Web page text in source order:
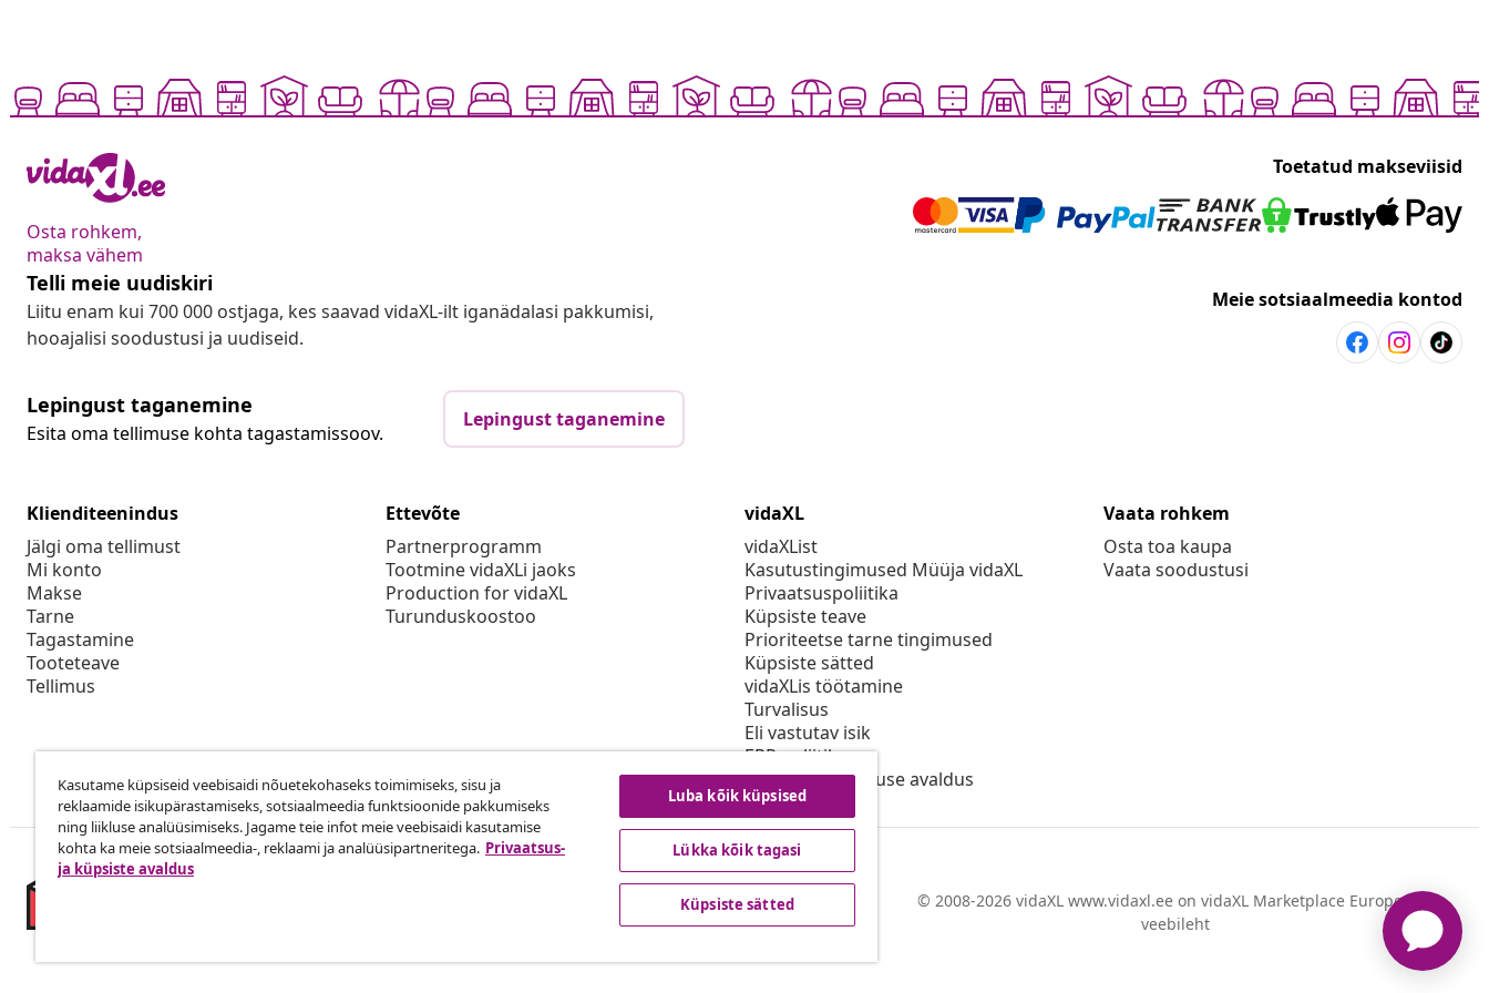
Osta rohkem,
maksa vähem
Toetatud makseviisid
Telli meie uudiskiri
Liitu enam kui 700 000 ostjaga, kes saavad vidaXL-ilt iganädalasi pakkumisi,
hooajalisi soodustusi ja uudiseid.
Meie sotsiaalmeedia kontod
Lepingust taganemine
Esita oma tellimuse kohta tagastamissoov.
Lepingust taganemine
Klienditeenindus
Jälgi oma tellimust
Mi konto
Makse
Tarne
Tagastamine
Tooteteave
Tellimus
Ettevõte
Partnerprogramm
Tootmine vidaXLi jaoks
Production for vidaXL
Turunduskoostoo
vidaXL
vidaXList
Kasutustingimused Müüja vidaXL
Privaatsuspoliitika
Küpsiste teave
Prioriteetse tarne tingimused
Küpsiste sätted
vidaXLis töötamine
Turvalisus
Eli vastutav isik
EPR poliitika
Juurdepääsetavuse avaldus
Vaata rohkem
Osta toa kaupa
Vaata soodustusi
© 2008-2026 vidaXL www.vidaxl.ee on vidaXL Marketplace Europe B.V.
veebileht
Kasutame küpsiseid veebisaidi nõuetekohaseks toimimiseks, sisu ja
reklaamide isikupärastamiseks, sotsiaalmeedia funktsioonide pakkumiseks
ning liikluse analüüsimiseks. Jagame teie infot meie veebisaidi kasutamise
kohta ka meie sotsiaalmeedia-, reklaami ja analüüsipartneritega. Privaatsus-
ja küpsiste avaldus
Luba kõik küpsised
Lükka kõik tagasi
Küpsiste sätted